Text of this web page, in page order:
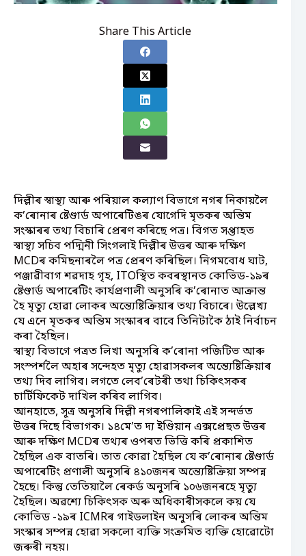
Share This Article
দিল্লীৰ স্বাস্থ্য আৰু পৰিয়াল কল্যাণ বিভাগে নগৰ নিকায়লৈ
ক’ৰোনাৰ ষ্টেণ্ডাৰ্ড অপাৰেটিঙৰ যোগেদি মৃতকৰ অন্তিম
সংস্কাৰৰ তথ্য বিচাৰি প্ৰেৰণ কৰিছে পত্ৰ। বিগত সপ্তাহত
স্বাস্থ্য সচিব পদ্মিনী সিংগলাই দিল্লীৰ উত্তৰ আৰু দক্ষিণ
MCDৰ কমিছনাৰলৈ পত্ৰ প্ৰেৰণ কৰিছিল। নিগমবোধ ঘাট,
পঞ্জাৱীবাগ শৱদাহ গৃহ, ITOস্থিত কবৰস্থানত কোভিড-১৯ৰ
ষ্টেণ্ডাৰ্ড অপাৰেটিং কাৰ্যপ্ৰণালী অনুসৰি ক’ৰোনাত আক্ৰান্ত
হৈ মৃত্যু হোৱা লোকৰ অন্ত্যেষ্টিক্ৰিয়াৰ তথ্য বিচাৰে। উল্লেখ্য
যে এনে মৃতকৰ অন্তিম সংস্কাৰৰ বাবে তিনিটাকৈ ঠাই নিৰ্বাচন
কৰা হৈছিল।
স্বাস্থ্য বিভাগে পত্ৰত লিখা অনুসৰি ক’ৰোনা পজিটিভ আৰু
সংস্পৰ্শলৈ অহাৰ সন্দেহত মৃত্যু হোৱাসকলৰ অন্ত্যেষ্টিক্ৰিয়াৰ
তথ্য দিব লাগিব। লগতে লেব’ৰেটৰী তথা চিকিৎসকৰ
চাৰ্টিফিকেট দাখিল কৰিব লাগিব।
আনহাতে, সূত্ৰ অনুসৰি দিল্লী নগৰপালিকাই এই সন্দৰ্ভত
উত্তৰ দিছে বিভাগক। ১৪মে’ত দ্য ইণ্ডিয়ান এক্সপ্ৰেছত উত্তৰ
আৰু দক্ষিণ MCDৰ তথ্যৰ ওপৰত ভিত্তি কৰি প্ৰকাশিত
হৈছিল এক বাতৰি। তাত কোৱা হৈছিল যে ক’ৰোনাৰ ষ্টেণ্ডাৰ্ড
অপাৰেটিং প্ৰণালী অনুসৰি ৪১০জনৰ অন্ত্যেষ্টিক্ৰিয়া সম্পন্ন
হৈছে। কিন্তু তেতিয়ালৈ ৰেকৰ্ড অনুসৰি ১০৬জনৰহে মৃত্যু
হৈছিল। অৱশ্যে চিকিৎসক অৰু অধিকাৰীসকলে কয় যে
কোভিড -১৯ৰ ICMRৰ গাইডলাইন অনুসৰি লোকৰ অন্তিম
সংস্কাৰ সম্পন্ন হোৱা সকলো ব্যক্তি সংক্ৰমিত ব্যক্তি হোৱোটো
জৰুৰী নহয়।